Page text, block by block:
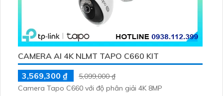
CAMERA AI 4K NLMT TAPO C660 KIT
3,569,300 ₫
5,099,000 ₫
Camera Tapo C660 với độ phân giải 4K 8MP